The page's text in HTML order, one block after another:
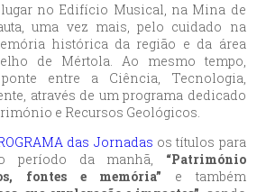
lugar no Edifício Musical, na Mina de
uma vez mais, pelo cuidado na
histórica da região e da área
de Mértola. Ao mesmo tempo,
entre a Ciência, Tecnologia,
através de um programa dedicado
e Recursos Geológicos.
das Jornadas os títulos para
período da manhã, “Património
fontes e memória” e também